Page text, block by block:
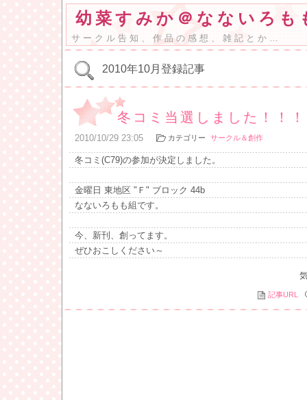
幼菜すみか＠なないろも
サークル告知、作品の感想、雑記とか…
2010年10月登録記事
冬コミ当選しました！！！
2010/10/29 23:05 カテゴリー サークル＆創作
冬コミ(C79)の参加が決定しました。
金曜日 東地区 "Ｆ" ブロック 44b
なないろもも組です。
今、新刊、創ってます。
ぜひおこしください～
記事URL